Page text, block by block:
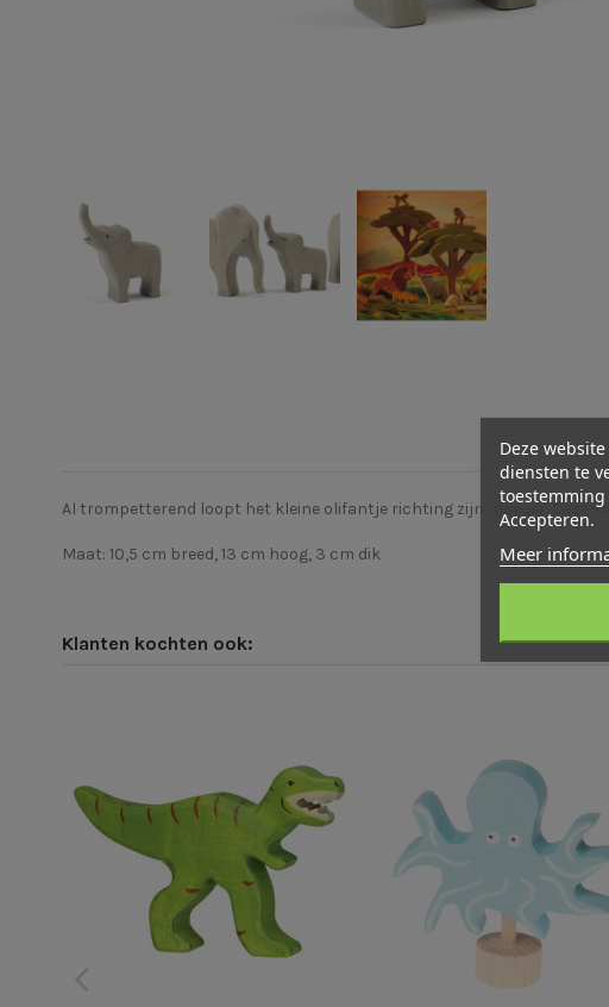
Al trompetterend loopt het kleine olifantje richting zijn moeder. Deze
Maat: 10,5 cm breed, 13 cm hoog, 3 cm dik
Klanten kochten ook:
Deze
diensten te
Accepteren.
Meer